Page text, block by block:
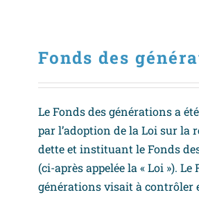
Fonds des
Le Fonds des générations a
par l’adoption de la Loi sur la
dette et instituant le Fonds
(ci-après appelée la « Loi »). Le
générations visait à contrôler